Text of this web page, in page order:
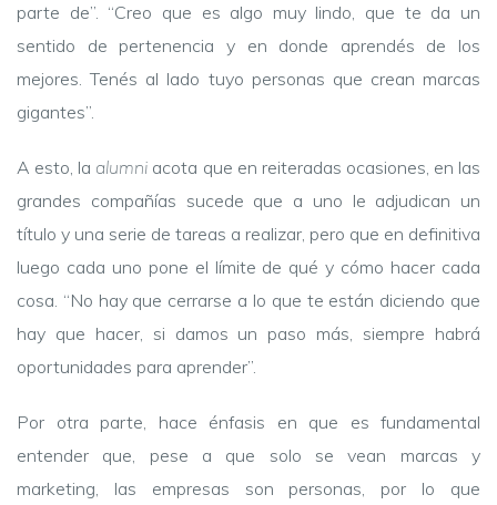
parte de”. “Creo que es algo muy lindo, que te da un
sentido de pertenencia y en donde aprendés de los
mejores. Tenés al lado tuyo personas que crean marcas
gigantes”.
A esto, la alumni acota que en reiteradas ocasiones, en las
grandes compañías sucede que a uno le adjudican un
título y una serie de tareas a realizar, pero que en definitiva
luego cada uno pone el límite de qué y cómo hacer cada
cosa. “No hay que cerrarse a lo que te están diciendo que
hay que hacer, si damos un paso más, siempre habrá
oportunidades para aprender”.
Por otra parte, hace énfasis en que es fundamental
entender que, pese a que solo se vean marcas y
marketing, las empresas son personas, por lo que